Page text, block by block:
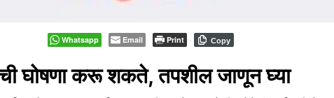
Whatsapp Email Print Copy
घोषणा करू शकते, तपशील जाणून घ्या